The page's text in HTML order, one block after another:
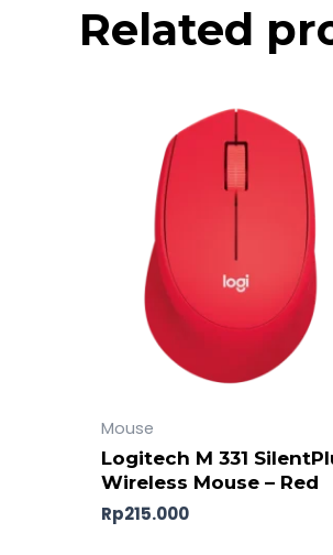
Related
Mouse
Logitech M 331
Wireless Mouse – Red
Rp215.000